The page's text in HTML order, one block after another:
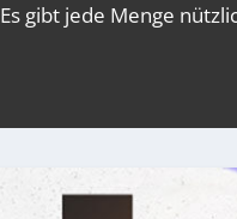
Es gibt jede Menge